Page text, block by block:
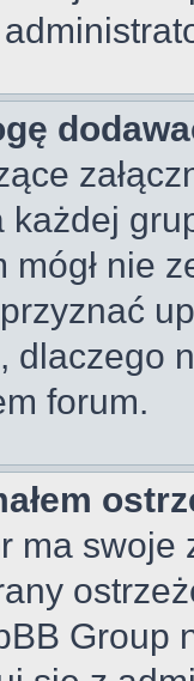
każdej
nie
dlaczego
forum.
ma swoje
Group